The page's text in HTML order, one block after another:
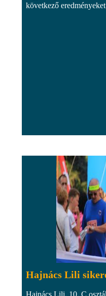
következő
Hajnács Lili
Hajnács Lili, 10. C